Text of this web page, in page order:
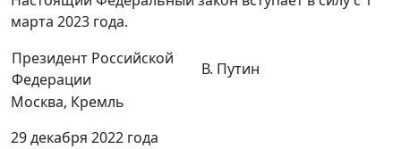
марта 2023 года.
Президент Российской
Федерации
В. Путин
Москва, Кремль
29 декабря 2022 года